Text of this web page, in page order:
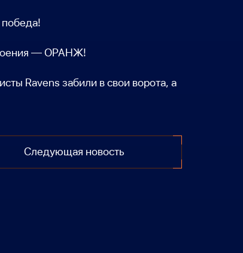
— ОРАНЖ!
Ravens забили в свои ворота, а
Следующая новость